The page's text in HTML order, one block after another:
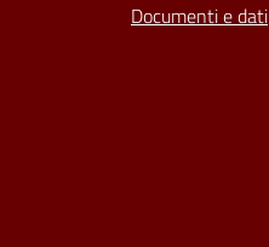
Documenti e dati